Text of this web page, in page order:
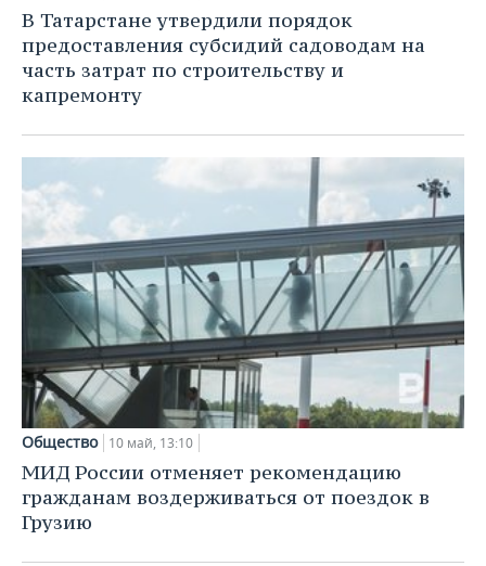
НЕФТЕХИМИЯ
НЕФТЬ
ОПК
ЭНЕРГЕТИКА
РОЗНИЧНАЯ ТОРГОВЛЯ
ТРАНСПОРТ
УСЛУГИ
НОВОСТИ ТЕХНОЛОГИЙ
IT
МЕДИА
ТЕЛЕКОММУНИКАЦИИ
МЕРОПРИЯТИЯ
НОВОСТИ МЕРОПРИЯТИЙ
ВЫЕЗДНАЯ РЕДАКЦИЯ
БИЗНЕС-БРАНЧИ
ONLINE-КОНФЕРЕНЦИИ
ОТКРЫТАЯ ЛЕКЦИЯ
СПОРТ
НОВОСТИ СПОРТА
ФУТБОЛ
ХОККЕЙ
БАСКЕТБОЛ
ВОЛЕЙБОЛ
КИБЕРСПОРТ
ФИГУРНОЕ КАТАНИЕ
ВОДНЫЕ ВИДЫ СПОРТА
ХОККЕЙ С МЯЧОМ
ОБЩЕСТВО
НОВОСТИ ОБЩЕСТВА
ВЛАСТЬ
ИНФРАСТРУКТУРА
ИСТОРИЯ
КУЛЬТУРА
МЕДИЦИНА
ОБРАЗОВАНИЕ
ПРОИСШЕСТВИЯ
ФОТОГАЛЕРЕЯ
СЮЖЕТЫ
СПРАВОЧНИК
СПИСОК ПЕРСОН
СПИСОК КОМПАНИЙ
ПОЛНАЯ ВЕРСИЯ
В Татарстане утвердили порядок
предоставления субсидий садоводам на
часть затрат по строительству и
капремонту
Общество 10 май, 13:10
МИД России отменяет рекомендацию
гражданам воздерживаться от поездок в
Грузию